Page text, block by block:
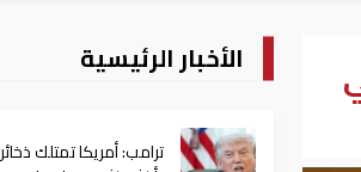
الأخبار الرئيسية
ترامب: أمريكا تمتلك ذخائر